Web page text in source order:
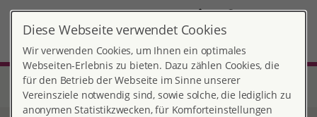
DE
Start Nordrhein-Westfalen
Beratungsstelle Mönchengladbach
Veröffentlichungen
Pressemitteilungen
Diese Webseite verwendet Cookies
Wir verwenden Cookies, um Ihnen ein optimales
Webseiten-Erlebnis zu bieten. Dazu zählen Cookies, die
für den Betrieb der Webseite im Sinne unserer
Vereinsziele notwendig sind, sowie solche, die lediglich zu
anonymen Statistikzwecken, für Komforteinstellungen